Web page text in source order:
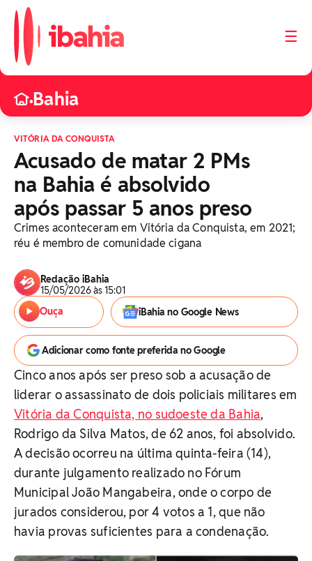
☰
•Bahia
VITÓRIA DA CONQUISTA
Acusado de matar 2 PMs
na Bahia é absolvido
após passar 5 anos preso
Crimes aconteceram em Vitória da Conquista, em 2021;
réu é membro de comunidade cigana
Redação iBahia
15/05/2026 às 15:01
Ouça
iBahia no Google News
Adicionar como fonte preferida no Google
Cinco anos após ser preso sob a acusação de
liderar o assassinato de dois policiais militares em
Vitória da Conquista, no sudoeste da Bahia,
Rodrigo da Silva Matos, de 62 anos, foi absolvido.
A decisão ocorreu na última quinta-feira (14),
durante julgamento realizado no Fórum
Municipal João Mangabeira, onde o corpo de
jurados considerou, por 4 votos a 1, que não
havia provas suficientes para a condenação.